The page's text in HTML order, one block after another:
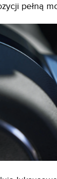
pełną